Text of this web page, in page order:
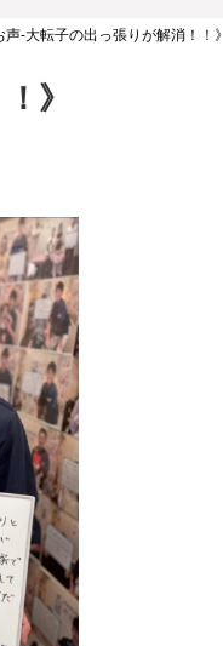
声-大転子の出っ張りが解消！！》
》